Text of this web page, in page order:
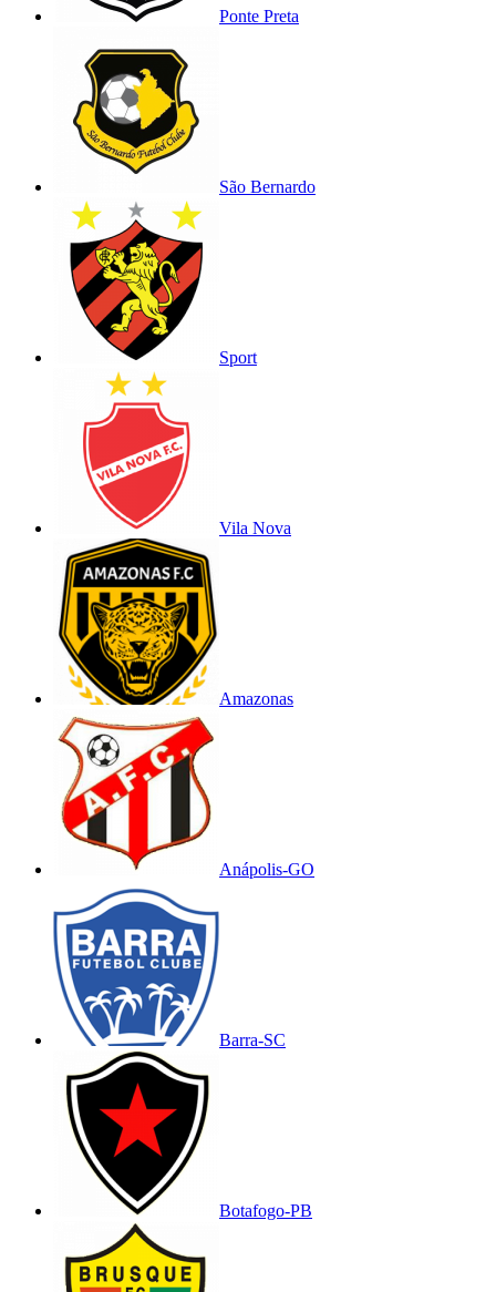
Ponte Preta
São Bernardo
Sport
Vila Nova
Amazonas
Anápolis-GO
Barra-SC
Botafogo-PB